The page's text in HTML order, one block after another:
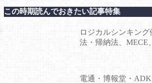
この時期読んでおきたい記事特集
ロジカルシンキング
法・帰納法、MECE
電通・博報堂・